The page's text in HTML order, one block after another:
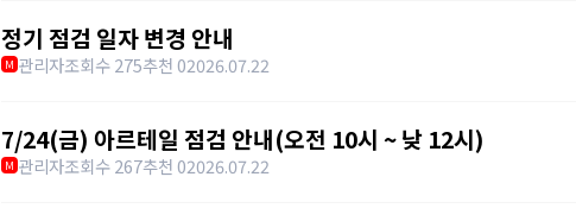
정기 점검 일자 변경 안내
M 관리자조회수 275추천 02026.07.22
7/24(금) 아르테일 점검 안내(오전 10시 ~ 낮 12시)
M 관리자조회수 267추천 02026.07.22